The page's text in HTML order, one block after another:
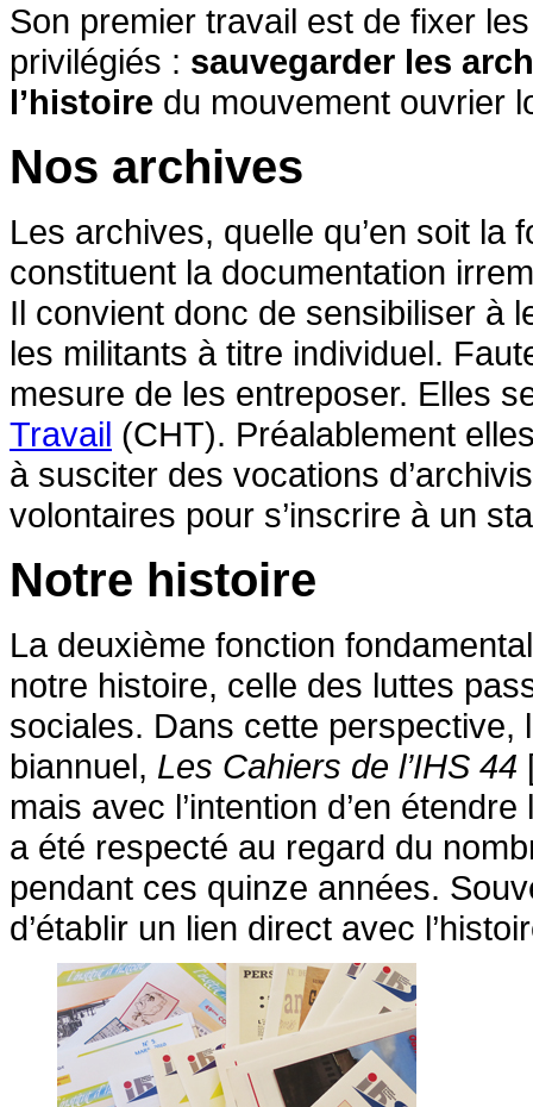
Son premier travail est de fixer
privilégiés : sauvegarder les
l’histoire du mouvement ouvrier
Nos archives
Les archives, quelle qu’en soit la
constituent la documentation
Il convient donc de sensibiliser à
les militants à titre individuel.
mesure de les entreposer. Elles
Travail (CHT). Préalablement
à susciter des vocations
volontaires pour s’inscrire à un
Notre histoire
La deuxième fonction
notre histoire, celle des luttes
sociales. Dans cette perspective,
biannuel, Les Cahiers de l’IHS 44
mais avec l’intention d’en
a été respecté au regard du
pendant ces quinze années.
d’établir un lien direct avec